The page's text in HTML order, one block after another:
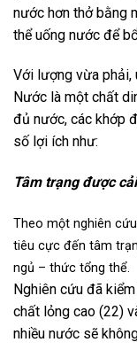
nước hơn thở bằng
thể uống nước để
Với lượng vừa phải,
Nước là một chất
đủ nước, các khớp
số lợi ích như:
Tâm trạng được
Theo một nghiên
tiêu cực đến tâm
ngủ – thức tổng thể.
Nghiên cứu đã
chất lỏng cao (22)
nhiều nước sẽ